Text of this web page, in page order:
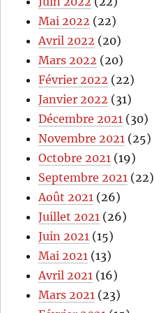
Mai 2022 (22)
Avril 2022 (20)
Mars 2022 (20)
Février 2022 (22)
Janvier 2022 (31)
Décembre 2021 (30)
Novembre 2021 (25)
Octobre 2021 (19)
Septembre 2021 (22)
Août 2021 (26)
Juillet 2021 (26)
Juin 2021 (15)
Mai 2021 (13)
Avril 2021 (16)
Mars 2021 (23)